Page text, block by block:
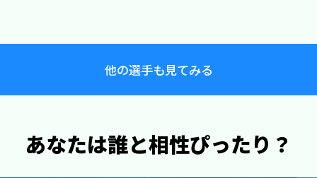
他の選手も見てみる
あなたは誰と相性ぴったり？